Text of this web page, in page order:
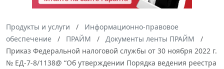
Продукты и услуги
Информационно-правовое
обеспечение
ПРАЙМ
Документы ленты ПРАЙМ
Приказ Федеральной налоговой службы от 30 ноября 2022 г.
№ ЕД-7-8/1138@ “Об утверждении Порядка ведения реестра